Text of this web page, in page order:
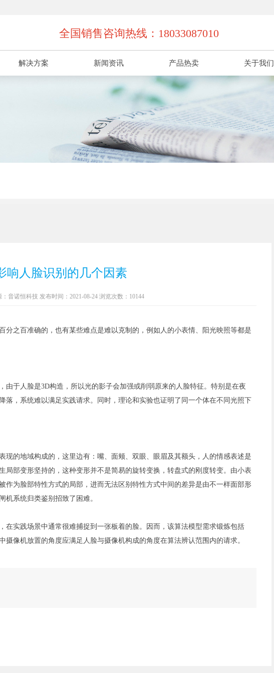
全国销售咨询热线：18033087010
解决方案 新闻资讯 产品热卖 关于我们
响人脸识别的几个因素
音诺恒科技 发布时间：2021-08-24 浏览次数：10144
分之百准确的，也有某些难点是难以克制的，例如人的小表情、阳光映照等都是
由于人脸是3D构造，所以光的影子会加强或削弱原来的人脸特征。特别是在夜
落，系统难以满足实践请求。同时，理论和实验也证明了同一个体在不同光照下
现的地域构成的，这里边有：嘴、面颊、双眼、眼眉及其额头，人的情感表述是
局部变形坚持的，这种变形并不是简易的旋转变换，转盘式的刚度转变。由小表
作为脸部特性方式的局部，进而无法区别特性方式中间的差异是由不一样面部形
机系统归类鉴别招致了困难。
在实践场景中通常很难捕捉到一张板着的脸。因而，该算法模型需求锻炼包括
摄像机放置的角度应满足人脸与摄像机构成的角度在算法辨认范围内的请求。